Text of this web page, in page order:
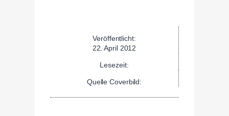
Veröffentlicht:
22. April 2012
Lesezeit:
Quelle Coverbild: